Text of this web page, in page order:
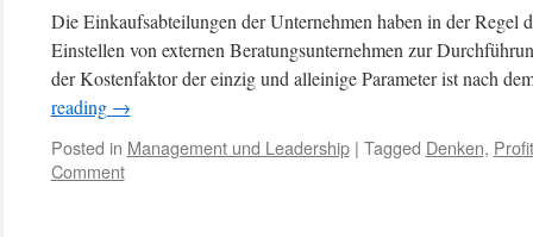
Die Einkaufsabteilungen der Unternehmen haben in der Regel
Einstellen von externen Beratungsunternehmen zur
der Kostenfaktor der einzig und alleinige Parameter ist nach
reading →
Posted in Management und Leadership | Tagged Denken,
Comment